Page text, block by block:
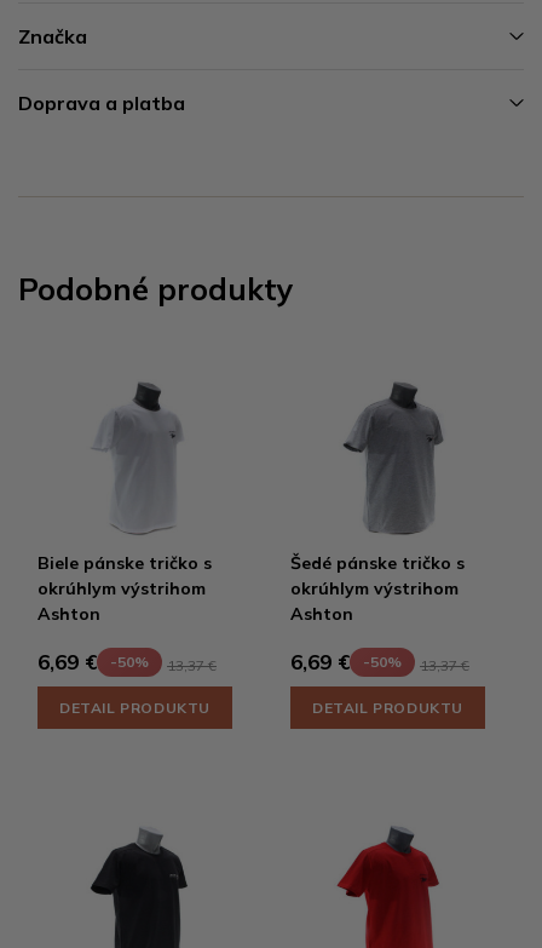
Značka
Doprava a platba
Podobné produkty
Biele pánske tričko s
okrúhlym výstrihom
Ashton
6,69 € -50% 13,37 €
DETAIL PRODUKTU
Šedé pánske tričko s
okrúhlym výstrihom
Ashton
6,69 € -50% 13,37 €
DETAIL PRODUKTU